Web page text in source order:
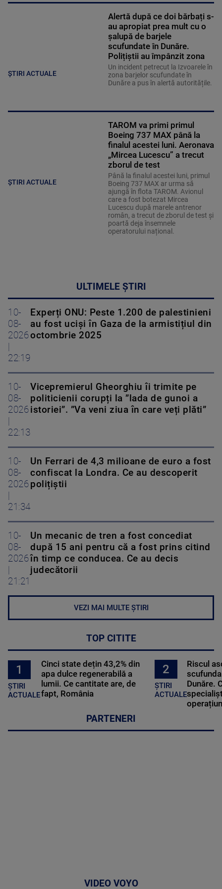
ȘTIRI ACTUALE
Alertă după ce doi bărbați s-
au apropiat prea mult cu o
șalupă de barjele
scufundate în Dunăre.
Polițiștii au împânzit zona
Un incident petrecut la Izvoarele în
zona barjelor scufundate în
Dunăre a pus în alertă autoritățile.
ȘTIRI ACTUALE
TAROM va primi primul
Boeing 737 MAX până la
finalul acestei luni. Aeronava
„Mircea Lucescu” a trecut
zborul de test
Până la finalul acestei luni, primul
Boeing 737 MAX ar urma să
ajungă în flota TAROM. Avionul
care a fost botezat Mircea
Lucescu după marele antrenor
român, a trecut de zborul de test și
poartă deja însemnele
operatorului național.
ULTIMELE ȘTIRI
10-
08-
2026
|
22:19
Experți ONU: Peste 1.200 de palestinieni
au fost uciși în Gaza de la armistițiul din
octombrie 2025
10-
08-
2026
|
22:13
Vicepremierul Gheorghiu îi trimite pe
politicienii corupți la ”lada de gunoi a
istoriei”. ”Va veni ziua în care veți plăti”
10-
08-
2026
|
21:34
Un Ferrari de 4,3 milioane de euro a fost
confiscat la Londra. Ce au descoperit
polițiștii
10-
08-
2026
|
21:21
Un mecanic de tren a fost concediat
după 15 ani pentru că a fost prins citind
în timp ce conducea. Ce au decis
judecătorii
VEZI MAI MULTE ȘTIRI
TOP CITITE
1
ȘTIRI
ACTUALE
Cinci state dețin 43,2% din
apa dulce regenerabilă a
lumii. Ce cantitate are, de
fapt, România
2
ȘTIRI
ACTUALE
Riscul
Dunăre.
PARTENERI
VIDEO VOYO